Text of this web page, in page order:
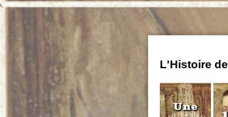
L'Histoire de